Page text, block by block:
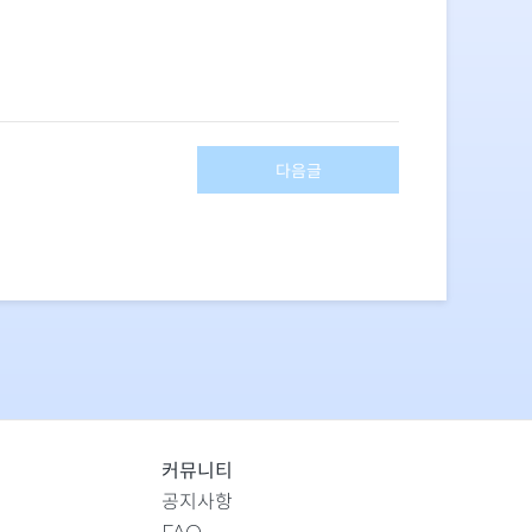
다음글
커뮤니티
공지사항